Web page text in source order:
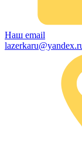
Наш email